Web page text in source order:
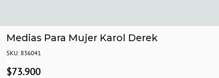
Medias Para Mujer Karol Derek
SKU: 836041
$73.900